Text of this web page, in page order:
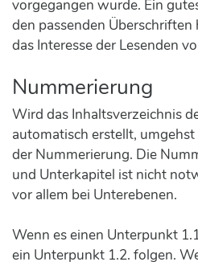
vorgegangen wurde. Ein
den passenden Überschriften
das Interesse der Lesenden
Nummerierung
Wird das Inhaltsverzeichnis
automatisch erstellt,
der Nummerierung. Die
und Unterkapitel ist nicht
vor allem bei Unterebenen.
Wenn es einen Unterpunkt
ein Unterpunkt 1.2. folgen.